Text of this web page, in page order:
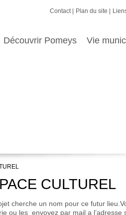
Contact Plan du site
Découvrir Pomeys Vie
CULTUREL
cherche un nom pour ce futur
ou les envoyez par mail a